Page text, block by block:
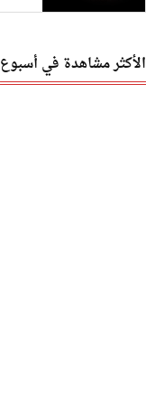
الأكثر مشاهدة في أسبوع